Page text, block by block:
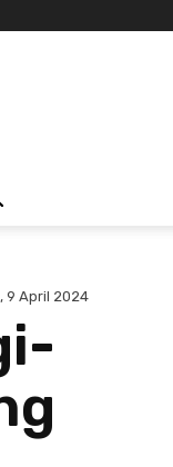
9 April 2024